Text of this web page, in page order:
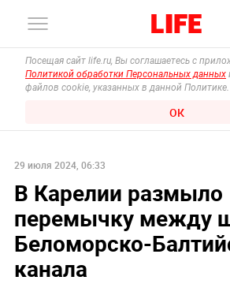
Посещая сайт life.ru, Вы соглашаетесь с
Политикой обработки Персональных данных
файлов cookie, указанных в данной Политике.
ОК
29 июля 2024, 06:33
В Карелии размыло
перемычку между
Беломорско-
канала